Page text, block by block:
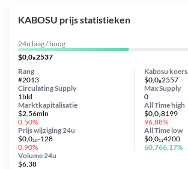
KABOSU prijs statistieken
24u laag / hoog
$0,0₈2537
Kabosu koers
$0,0₈2557
Circulating Supply
1bld
Prijs wijziging 24u
$0,0₁₀-128
0,90%
Max Supply
0
Marktkapitalisatie
$2.56mln
0,50%
Volume 24u
$6.38
Rang
#2013
All Timehigh
$0,0₇8199
96,88%
All Time low
$0,0₁₁4200
60.766,17%